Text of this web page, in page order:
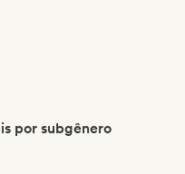
por subgênero